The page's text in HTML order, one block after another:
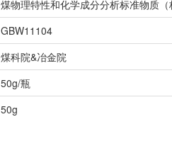
煤物理特性和化学成分分析标准物质
GBW11104
煤科院&冶金院
50g/瓶
50g